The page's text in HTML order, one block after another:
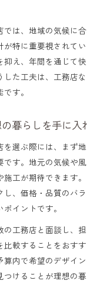
では、地域の気候に
特に重要視されてい
え、年間を通じて
した工夫は、工務店
す。
暮らしを手に入
を選ぶ際には、まず
です。地元の気候や
施工が期待できます
し、価格・品質のバ
イントです。
工務店と面談し、
比較することをおす
算内で希望のデザイ
つけることが理想の